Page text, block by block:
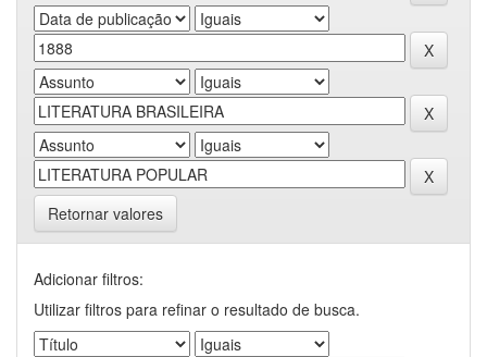
Retornar valores
Adicionar filtros:
Utilizar filtros para refinar o resultado de busca.